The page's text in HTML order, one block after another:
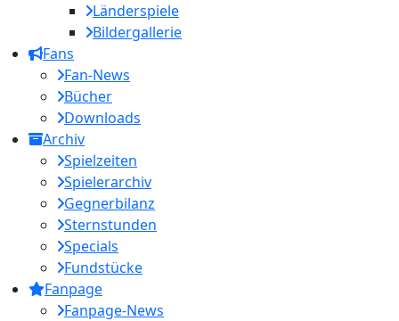
Länderspiele
Bildergallerie
Fans
Fan-News
Bücher
Downloads
Archiv
Spielzeiten
Spielerarchiv
Gegnerbilanz
Sternstunden
Specials
Fundstücke
Fanpage
Fanpage-News